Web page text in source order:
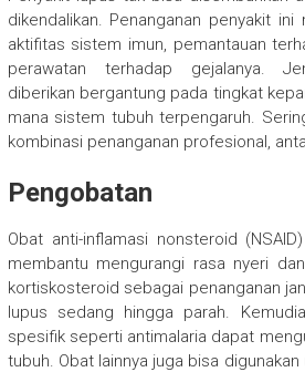
dikendalikan. Penanganan penyakit
aktifitas sistem imun, pemantauan
perawatan terhadap gejalanya.
diberikan bergantung pada tingkat
mana sistem tubuh terpengaruh.
kombinasi penanganan profesional,
Pengobatan
Obat anti-inflamasi nonsteroid
membantu mengurangi rasa nyeri
kortiskosteroid sebagai penanganan
lupus sedang hingga parah.
spesifik seperti antimalaria dapat
tubuh. Obat lainnya juga bisa